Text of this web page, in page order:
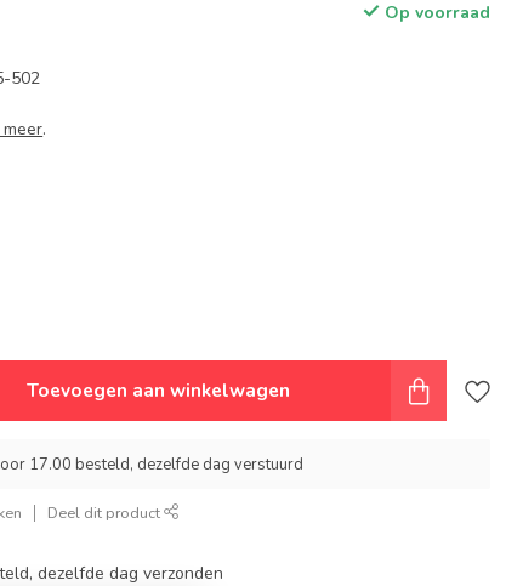
Op voorraad
502
.
Toevoegen aan winkelwagen
17.00 besteld, dezelfde dag verstuurd
Deel dit product
dezelfde dag verzonden